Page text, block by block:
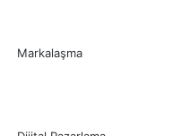
Markalaşma